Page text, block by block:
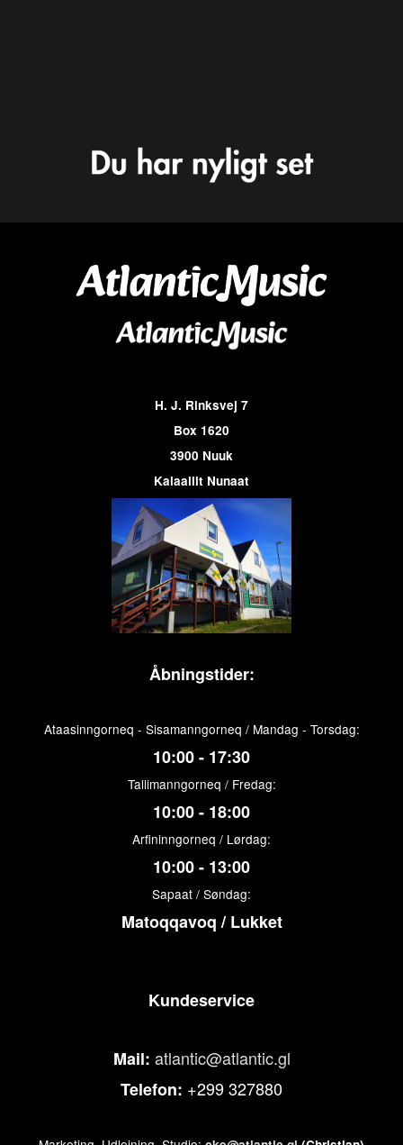
H. J. Rinksvej 7
Box 1620
3900 Nuuk
Kalaallit Nunaat
Åbningstider:
Ataasinngorneq - Sisamanngorneq / Mandag - Torsdag:
10:00 - 17:30
Tallimanngorneq / Fredag:
10:00 - 18:00
Arfininngorneq / Lørdag:
10:00 - 13:00
Sapaat / Søndag:
Matoqqavoq / Lukket
Kundeservice
Mail: atlantic@atlantic.gl
Telefon: +299 327880